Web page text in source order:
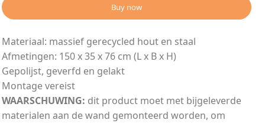
Buy now
Materiaal: massief gerecycled hout en staal
Afmetingen: 150 x 35 x 76 cm (L x B x H)
Gepolijst, geverfd en gelakt
Montage vereist
WAARSCHUWING: dit product moet met bijgeleverde
materialen aan de wand gemonteerd worden, om